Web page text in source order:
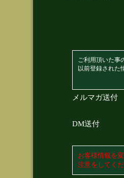
ご利用頂いた事
以前登録された
メルマガ送付
DM送付
お客様情報を
注意をしてく